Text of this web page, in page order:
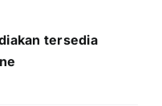
tersedia